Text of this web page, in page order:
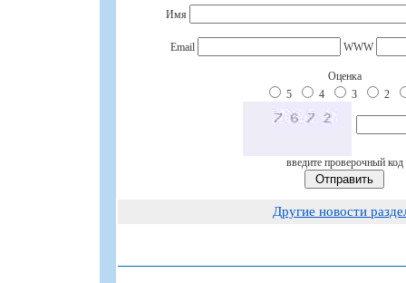
Имя
Email WWW
Оценка
5
4 3 2
введите проверочный код
Другие новости